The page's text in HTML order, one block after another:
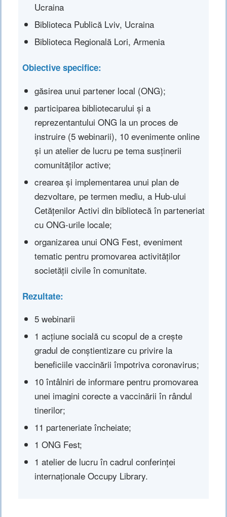
Ucraina
Biblioteca Publică Lviv, Ucraina
Biblioteca Regională Lori, Armenia
Obiective specifice:
găsirea unui partener local (ONG);
participarea bibliotecarului și a
reprezentantului ONG la un proces de
instruire (5 webinarii), 10 evenimente online
și un atelier de lucru pe tema susținerii
comunităților active;
crearea și implementarea unui plan de
dezvoltare, pe termen mediu, a Hub-ului
Cetățenilor Activi din bibliotecă în parteneriat
cu ONG-urile locale;
organizarea unui ONG Fest, eveniment
tematic pentru promovarea activităților
societății civile în comunitate.
Rezultate:
5 webinarii
1 acțiune socială cu scopul de a crește
gradul de conștientizare cu privire la
beneficiile vaccinării împotriva coronavirus;
10 întâlniri de informare pentru promovarea
unei imagini corecte a vaccinării în rândul
tinerilor;
11 parteneriate încheiate;
1 ONG Fest;
1 atelier de lucru în cadrul conferinței
internaționale Occupy Library.